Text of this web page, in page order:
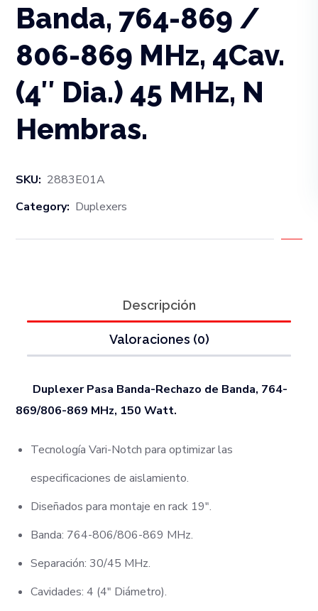
Banda, 764-869 /
806-869 MHz, 4Cav.
(4″ Dia.) 45 MHz, N
Hembras.
SKU: 2883E01A
Category: Duplexers
Descripción
Valoraciones (0)
Duplexer Pasa Banda-Rechazo de Banda, 764-
869/806-869 MHz,​ 150 Watt.
Tecnología Vari-Notch para optimizar las
especificaciones de aislamiento.
Diseñados para montaje en rack 19″.
Banda: 764-806/806-869 MHz.
Separación: 30/45 MHz.
Cavidades: 4 (4″ Diámetro).